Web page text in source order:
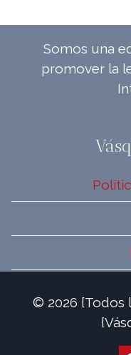
Somos una
promover la
© 2026 {Todos